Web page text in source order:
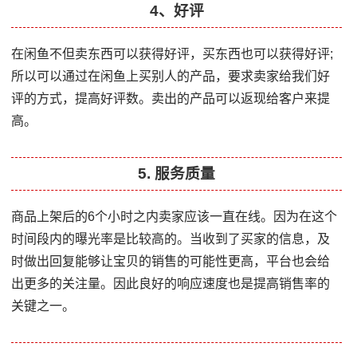
4、好评
在闲鱼不但卖东西可以获得好评，买东西也可以获得好评;
所以可以通过在闲鱼上买别人的产品，要求卖家给我们好
评的方式，提高好评数。卖出的产品可以返现给客户来提
高。
5. 服务质量
商品上架后的6个小时之内卖家应该一直在线。因为在这个
时间段内的曝光率是比较高的。当收到了买家的信息，及
时做出回复能够让宝贝的销售的可能性更高，平台也会给
出更多的关注量。因此良好的响应速度也是提高销售率的
关键之一。